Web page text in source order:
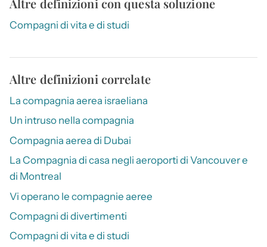
Altre definizioni con questa soluzione
Compagni di vita e di studi
Altre definizioni correlate
La compagnia aerea israeliana
Un intruso nella compagnia
Compagnia aerea di Dubai
La Compagnia di casa negli aeroporti di Vancouver e
di Montreal
Vi operano le compagnie aeree
Compagni di divertimenti
Compagni di vita e di studi